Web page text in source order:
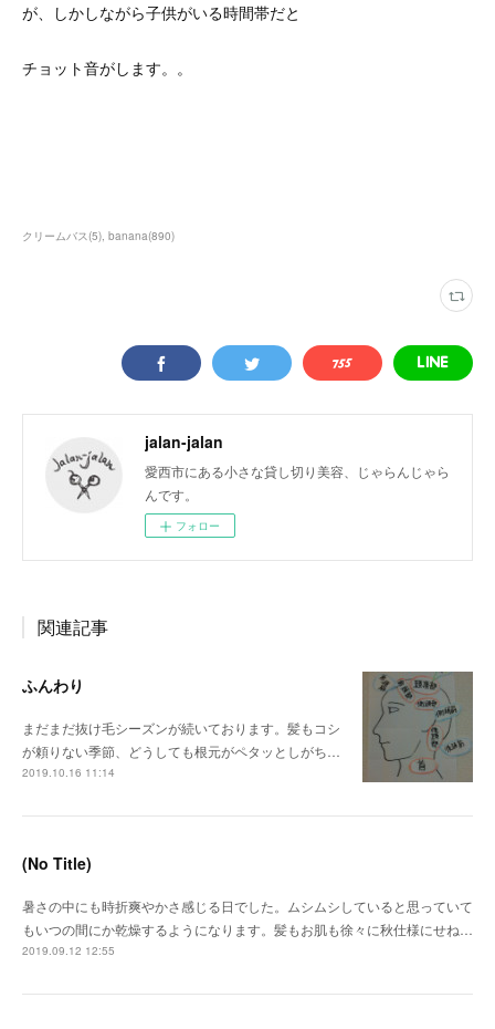
が、しかしながら子供がいる時間帯だと
チョット音がします。。
クリームバス(5) banana(890)
jalan-jalan
愛西市にある小さな貸し切り美容、じゃらんじゃら
んです。
フォロー
関連記事
ふんわり
まだまだ抜け毛シーズンが続いております。髪もコシ
が頼りない季節、どうしても根元がペタッとしがち…
2019.10.16 11:14
(No Title)
暑さの中にも時折爽やかさ感じる日でした。ムシムシしていると思っていて
もいつの間にか乾燥するようになります。髪もお肌も徐々に秋仕様にせね…
2019.09.12 12:55